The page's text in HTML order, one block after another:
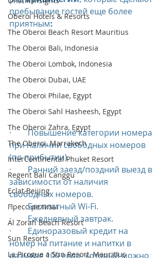
Oberoi Hotels & Resorts
The Oberoi Beach Resort Mauritius
The Oberoi Bali, Indonesia
The Oberoi Lombok, Indonesia
The Oberoi Dubai, UAE
The Oberoi Philae, Egypt
The Oberoi Sahl Hasheesh, Egypt
The Oberoi Zahra, Egypt
The Oberoi, Marrakech
InterContinental Phuket Resort
Regent Bali Canggu
Eclat Beijing
Пресс-релизы
Al Zorah Beach Resort
Sun Resorts
La Pirogue a Sun Resort, Mauritius
пребывание гостей еще более
приятным:
·        Повышение категории номера
при наличии свободных номеров
(по прибытии).
·        Ранний заезд/поздний выезд в
зависимости от наличия
свободных номеров.
·        Бесплатный Wi-Fi.
·        Ежедневный завтрак.
·        Единоразовый кредит на
номер на питание и напитки в
размере 100 евро, который можно